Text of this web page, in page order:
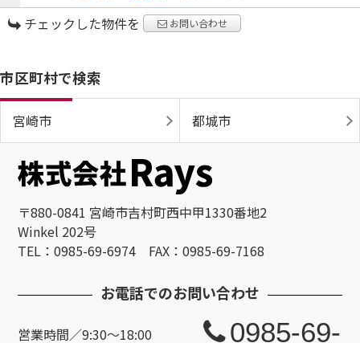
チェックした物件を お問い合わせ
市区町村で検索
宮崎市 都城市
〒880-0841 宮崎市吉村町西中甲1330番地2
Winkel 202号
TEL：0985-69-6974 FAX：0985-69-7168
お電話でのお問い合わせ
営業時間／9:30～18:00 0985-69-